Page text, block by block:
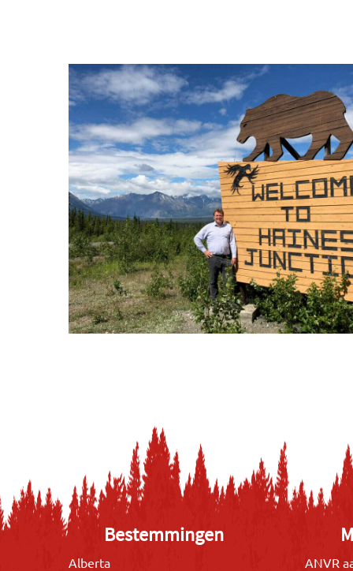
Bestemmingen
Alberta
ANVR